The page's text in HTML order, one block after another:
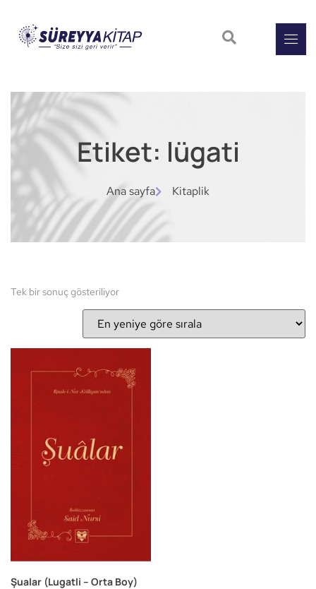
Etiket: lügati
Ana sayfa Kitaplik
Tek bir sonuç gösteriliyor
Şualar (Lugatli – Orta Boy)